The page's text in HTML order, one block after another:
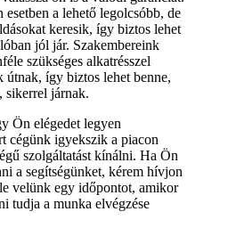
esetben a lehető legolcsóbb, de
keresik, így biztos lehet
jól jár. Szakembereink
szükséges alkatrésszel
útnak, így biztos lehet benne,
sikerrel járnak.
Ön elégedet legyen
cégünk igyekszik a piacon
szolgáltatást kínálni. Ha Ön
a segítségünket, kérem hívjon
velünk egy időpontot, amikor
tudja a munka elvégzése